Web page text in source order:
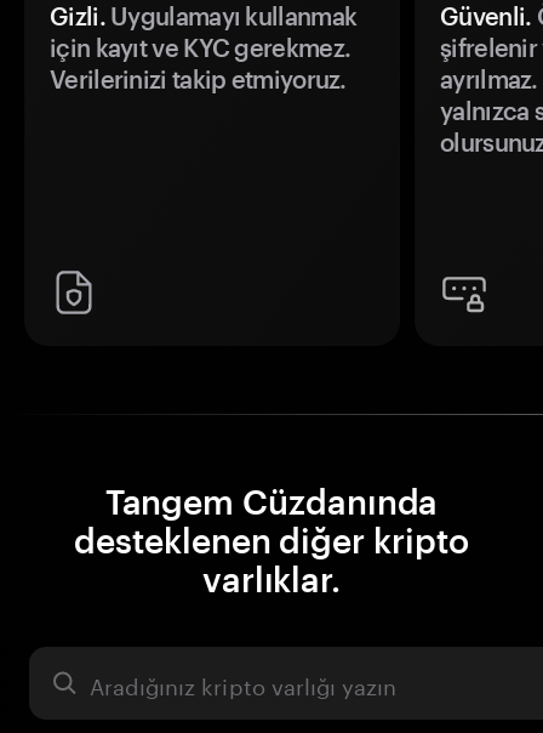
Gizli.Uygulamayı kullanmak
için kayıt ve KYC gerekmez.
Verilerinizi takip etmiyoruz.
Güvenli.
şifrelenir
yalnızca
Tangem Cüzdanında
desteklenen diğer kripto
varlıklar.
Varlık